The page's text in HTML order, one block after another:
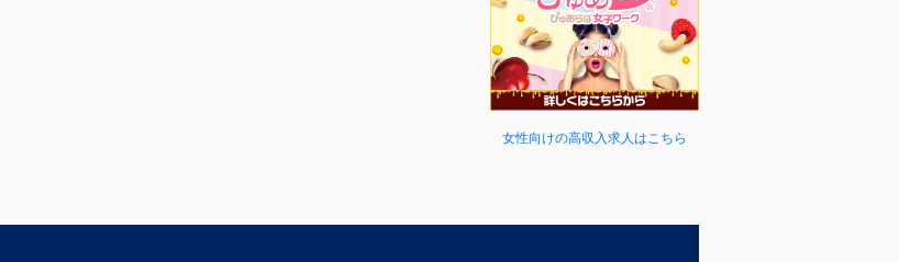
女性向けの高収入求人はこちら